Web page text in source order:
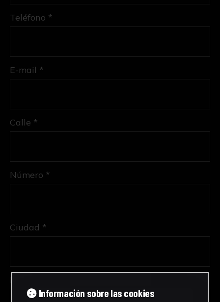
Teléfono *
E-mail *
Calle *
Número *
Ciudad *
Información sobre las cookies